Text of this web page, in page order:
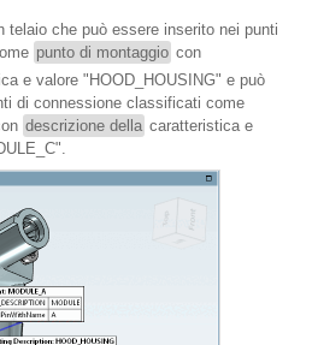
telaio che può essere inserito nei punti
punto di montaggio con
e valore "HOOD_HOUSING" e può
di connessione classificati come
descrizione della caratteristica e